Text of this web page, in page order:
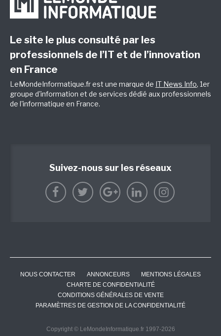
Le site le plus consulté par les
professionnels de l’IT et de l’innovation
en France
LeMondeInformatique.fr est une marque de IT News Info, 1er
groupe d'information et de services dédié aux professionnels
de l'informatique en France.
Suivez-nous sur les réseaux
NOUS CONTACTER ANNONCEURS
MENTIONS LÉGALES
CHARTE DE CONFIDENTIALITÉ
CONDITIONS GÉNÉRALES DE VENTE
PARAMÈTRES DE GESTION DE LA CONFIDENTIALITÉ
Copyright © LeMondeInformatique.fr 1997-2026